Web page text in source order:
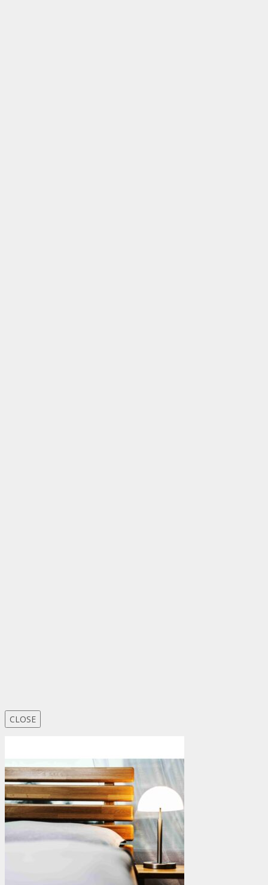
CLOSE